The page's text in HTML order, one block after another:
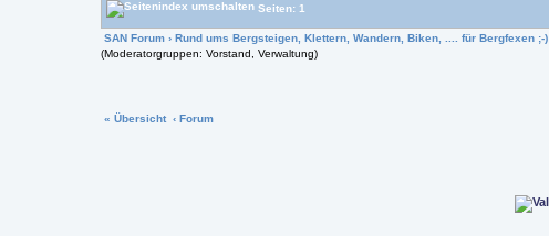
Seiten: 1
SAN Forum ›Rund ums Bergsteigen, Klettern, Wandern, Biken, .... für Bergfexen ;-)
(Moderatorgruppen: Vorstand, Verwaltung)
« Übersicht ‹ Forum